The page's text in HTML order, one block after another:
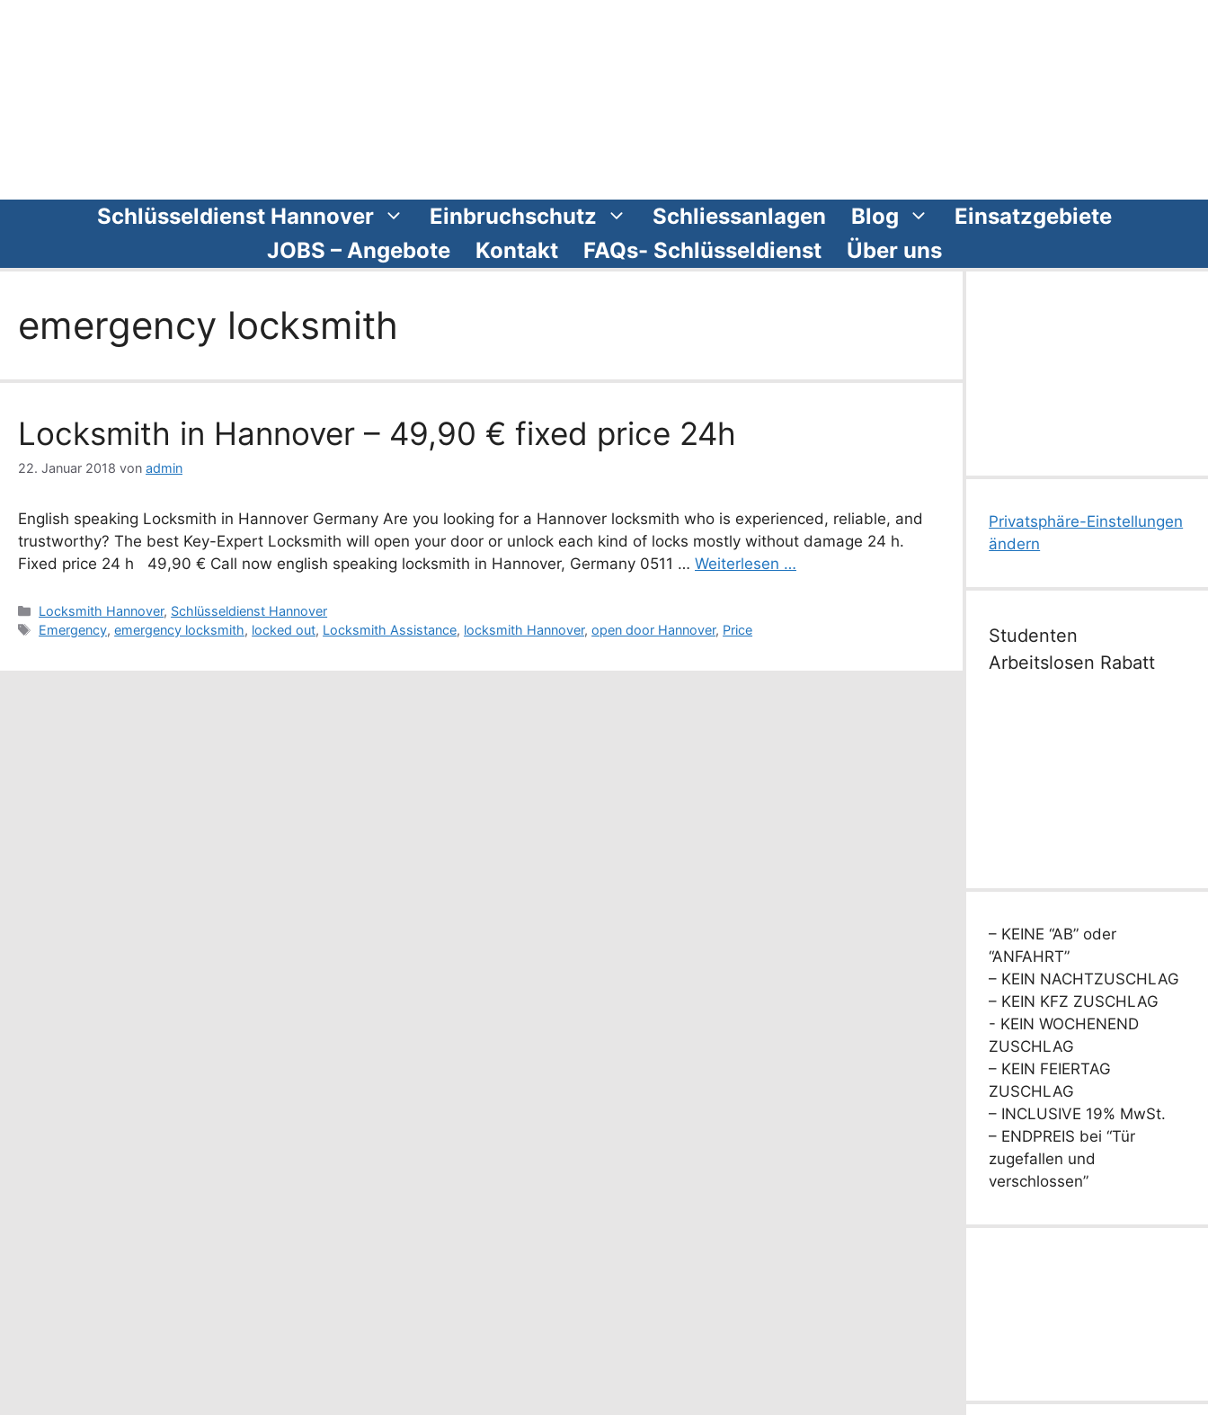
Schlüsseldienst Hannover Einbruchschutz Schliessanlagen Blog
Einsatzgebiete
JOBS – Angebote
Kontakt FAQs- Schlüsseldienst Über uns
emergency locksmith
Locksmith in Hannover – 49,90 € fixed price 24h
22. Januar 2018 von admin
English speaking Locksmith in Hannover Germany Are you looking for a Hannover locksmith who is experienced, reliable, and
trustworthy? The best Key-Expert Locksmith will open your door or unlock each kind of locks mostly without damage 24 h.
Fixed price 24 h 49,90 € Call now english speaking locksmith in Hannover, Germany 0511 … Weiterlesen …
Kategorien
Locksmith Hannover, Schlüsseldienst Hannover
Schlagwörter
Emergency,emergency locksmith, locked out, Locksmith Assistance, locksmith Hannover,open door Hannover, Price
Privatsphäre-Einstellungen
ändern
Studenten
Arbeitslosen Rabatt
– KEINE “AB” oder
“ANFAHRT”
– KEIN NACHTZUSCHLAG
– KEIN KFZ ZUSCHLAG
- KEIN WOCHENEND
ZUSCHLAG
– KEIN FEIERTAG
ZUSCHLAG
– INCLUSIVE 19% MwSt.
– ENDPREIS bei “Tür
zugefallen und
verschlossen”